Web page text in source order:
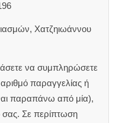
Χατζηιωάννου
να συμπληρώσετε
αριθμό παραγγελίας ή
παραπάνω από μία),
Σε περίπτωση